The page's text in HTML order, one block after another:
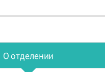
О отделении